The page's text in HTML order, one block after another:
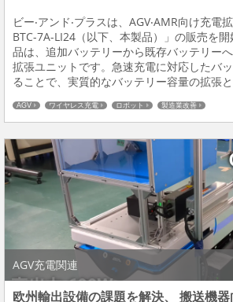
ビー‧アンド‧プラスは、AGV‧AMR向け充電
BTC-7A-LI24（以下、本製品）」の販売を
品は、追加バッテリーから既存バッテリー
拡張ユニットです。急速充電に対応したバ
ることで、実質的なバッテリー容量の拡張
■開発背景 当社はこれまでワ...
AGV ワイヤレス充電 ロボット 製造業改善
AGV充電関連
欧州輸出設備の課題を解決、 搬送機